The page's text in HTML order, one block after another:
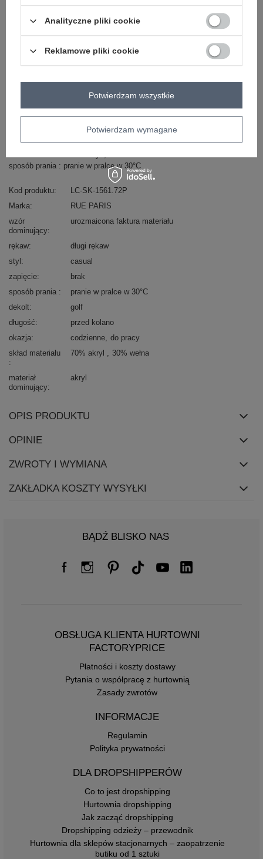
czarny
Masz pytanie? Chętnie pomożemy.
+48 601 547 740
sposób prania : pranie w pralce w 30°C
Kod produktu
LC-SK-1561.72P
Marka
RUE PARIS
wzór
dominujący
urozmaicona faktura materiału
rękaw
długi rękaw
styl
casual
zapięcie
brak
sposób prania
pranie w pralce w 30°C
dekolt
golf
długość
przed kolano
okazja
codzienne do pracy
skład materiału
70% akryl 30% wełna
materiał
dominujący
akryl
OPIS PRODUKTU
OPINIE
ZWROTY I WYMIANA
ZAKŁADKA KOSZTY WYSYŁKI
BĄDŹ BLISKO NAS
OBSŁUGA KLIENTA HURTOWNI
FACTORYPRICE
Płatności i koszty dostawy
Pytania o współpracę z hurtownią
Zasady zwrotów
INFORMACJE
Regulamin
Polityka prywatności
DLA DROPSHIPPERÓW
Co to jest dropshipping
Hurtownia dropshipping
Jak zacząć dropshipping
Dropshipping odzieży – przewodnik
Hurtownia dla sklepów stacjonarnych – zaopatrzenie
butiku od 1 sztuki
Analityczne pliki cookie
Reklamowe pliki cookie
Potwierdzam wymagane
Potwierdzam wszystkie